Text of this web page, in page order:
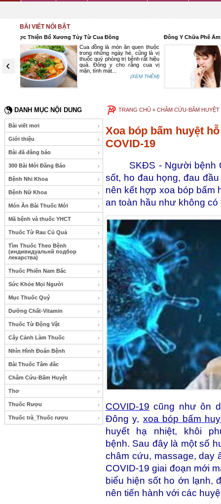
BÀI VIẾT NỔI BẬT
‹vị
Đông Y Chữa Phế Âm Hư Ho Khan
Theo y học cổ truyền, ho khan,
ho khàn tiếng thuộc chứng phế
âm hư. Người bệnh có biểu hiện
ho khan, có khi ngứa họng, mất
tiếng ho ít đờm...
(XEM THÊM)
ĐẬU VÁN VỊ
DANH MỤC NỘI DUNG
Bài viết mơi
Giới thiệu
Bài đã đăng báo
300 Bài Mới Đăng Báo
Bệnh Nhi Khoa
Bệnh Nữ Khoa
Món Ăn Bài Thuốc Mới
Mã bệnh và thuốc YHCT
Thuốc Từ Rau Củ Quả
Tìm Thuốc Theo Bệnh
(индивидуальнй подбор
лекарства)
Thuốc Phiến Nam Bắc
Sức Khỏe Mọi Người
Mục Thuốc Quý
Dưỡng Chất-Vitamin
Thuốc Từ Động Vật
Cây Cảnh Làm Thuốc
Nhìn Hình Đoán Bệnh
Bài Thuốc Tâm đắc
Châm Cứu-Bấm Huyệt
Thơ
Thuốc Rượu
Thuốc trà_Thuốc rượu
TRANG CHỦ » CHÂM CỨU-BẤM
Xoa bóp bấm huyệt
COVID-19
SKĐS - Người bệnh
sốt, ho đau họng, đau
nên kết hợp xoa bóp bấm
an toàn hầu như không có
COVID-19 cũng như ôn
Đông y, xoa bóp bấm
huyết hạ nhiệt, khôi
bệnh. Sau đây là một số
châm cứu, massage, day
COVID-19 giai đoạn mới
biểu hiện sốt ho ớn lạnh,
nên tiến hành với các